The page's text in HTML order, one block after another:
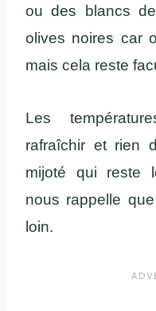
ou des blancs
olives noires car
mais cela reste
Les
rafraîchir et rien
mijoté qui reste
nous rappelle
loin.